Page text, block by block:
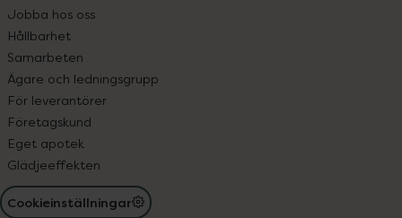
Jobba hos oss
Hållbarhet
Samarbeten
Ägare och ledningsgrupp
För leverantörer
Företagskund
Eget apotek
Glädjeeffekten
Cookieinställningar